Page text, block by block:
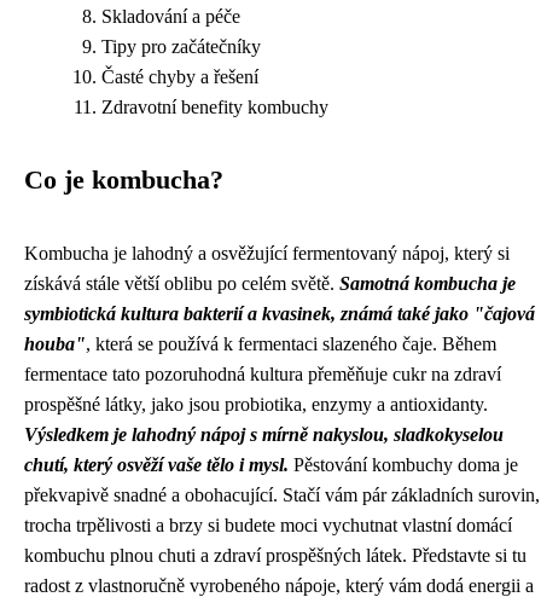
Skladování a péče
Tipy pro začátečníky
Časté chyby a řešení
Zdravotní benefity kombuchy
Co je kombucha?
Kombucha je lahodný a osvěžující fermentovaný nápoj, který si
získává stále větší oblibu po celém světě. Samotná kombucha je
symbiotická kultura bakterií a kvasinek, známá také jako "čajová
houba", která se používá k fermentaci slazeného čaje. Během
fermentace tato pozoruhodná kultura přeměňuje cukr na zdraví
prospěšné látky, jako jsou probiotika, enzymy a antioxidanty.
Výsledkem je lahodný nápoj s mírně nakyslou, sladkokyselou
chutí, který osvěží vaše tělo i mysl. Pěstování kombuchy doma je
překvapivě snadné a obohacující. Stačí vám pár základních surovin,
trocha trpělivosti a brzy si budete moci vychutnat vlastní domácí
kombuchu plnou chuti a zdraví prospěšných látek. Představte si tu
radost z vlastnoručně vyrobeného nápoje, který vám dodá energii a